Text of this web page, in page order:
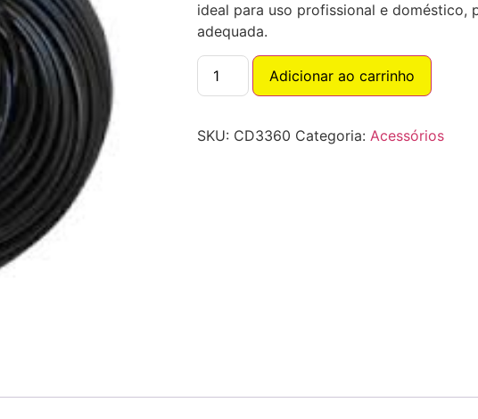
ideal para uso profissional e doméstico,
adequada.
Adicionar ao carrinho
SKU: CD3360 Categoria: Acessórios